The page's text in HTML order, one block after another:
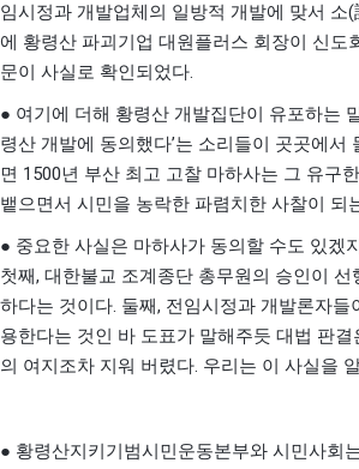
임시정과 개발업체의 일방적 개발에 맞서 소(
에 황령산 파괴기업 대원플러스 회장이 신도
문이 사실로 확인되었다.
● 여기에 더해 황령산 개발집단이 유포하는
령산 개발에 동의했다’는 소리들이 곳곳에서
면 1500년 부산 최고 고찰 마하사는 그 유구
뱉으면서 시민을 농락한 파렴치한 사찰이 되
● 중요한 사실은 마하사가 동의할 수도 있겠
첫째, 대한불교 조계종단 총무원의 승인이 선
하다는 것이다. 둘째, 전임시정과 개발론자들
용한다는 것인 바 도표가 말해주듯 대법 판
의 여지조차 지워 버렸다. 우리는 이 사실을
● 황령산지키기범시민운동본부와 시민사회